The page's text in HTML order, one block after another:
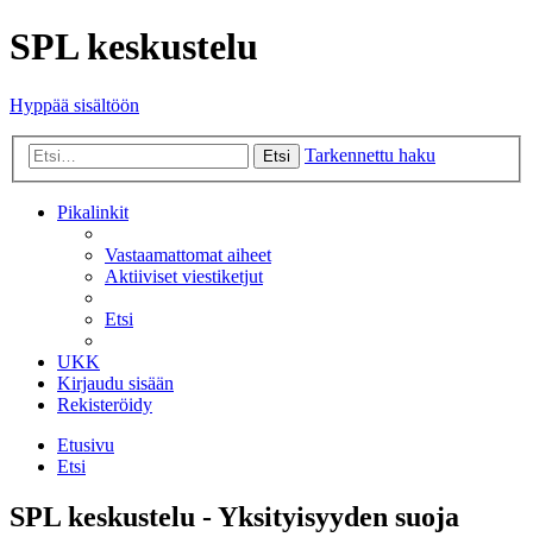
SPL keskustelu
Hyppää sisältöön
Etsi Tarkennettu haku
Pikalinkit
Vastaamattomat aiheet
Aktiiviset viestiketjut
Etsi
UKK
Kirjaudu sisään
Rekisteröidy
Etusivu
Etsi
SPL keskustelu - Yksityisyyden suoja